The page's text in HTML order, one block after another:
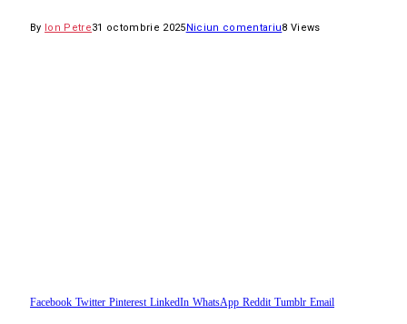
By Ion Petre31 octombrie 2025Niciun comentariu8 Views
Facebook Twitter Pinterest LinkedIn WhatsApp Reddit Tumblr Email